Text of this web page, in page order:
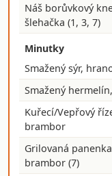
Náš borůvkový
šlehačka(1, 3, 7)
Minutky
Smažený sýr,
Smažený
Kuřecí/Vepřový
brambor
Grilovaná
brambor(7)